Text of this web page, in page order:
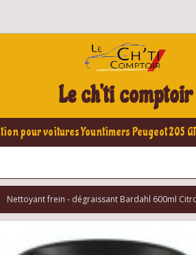
Le ch'ti comptoir
voitures Yountimers Peugeot 205
Nettoyant frein - dégraissant Bardahl 600ml